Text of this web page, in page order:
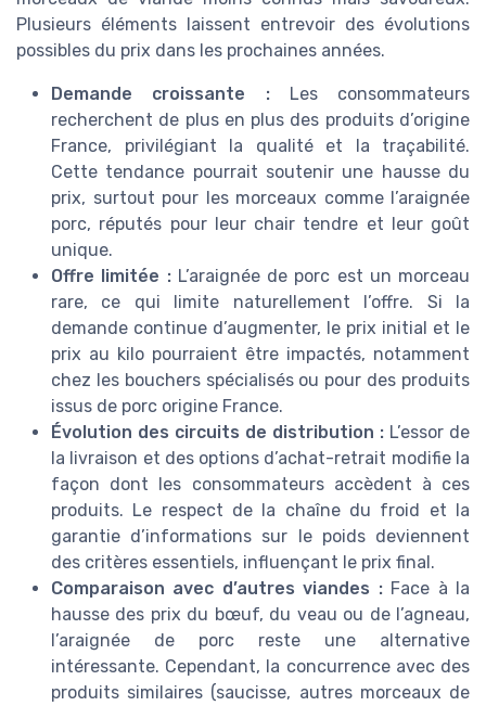
Plusieurs éléments laissent entrevoir des évolutions
possibles du prix dans les prochaines années.
Demande croissante :Les consommateurs
recherchent de plus en plus des produits d’origine
France, privilégiant la qualité et la traçabilité.
Cette tendance pourrait soutenir une hausse du
prix, surtout pour les morceaux comme l’araignée
porc, réputés pour leur chair tendre et leur goût
unique.
Offre limitée :L’araignée de porc est un morceau
rare, ce qui limite naturellement l’offre. Si la
demande continue d’augmenter, le prix initial et le
prix au kilo pourraient être impactés, notamment
chez les bouchers spécialisés ou pour des produits
issus de porc origine France.
Évolution des circuits de distribution : L’essor de
la livraison et des options d’achat-retrait modifie la
façon dont les consommateurs accèdent à ces
produits. Le respect de la chaîne du froid et la
garantie d’informations sur le poids deviennent
des critères essentiels, influençant le prix final.
Comparaison avec d’autres viandes :Face à la
hausse des prix du bœuf, du veau ou de l’agneau,
l’araignée de porc reste une alternative
intéressante. Cependant, la concurrence avec des
produits similaires (saucisse, autres morceaux de